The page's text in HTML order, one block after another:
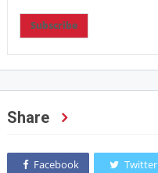
Subscribe
Share
Facebook Twitter